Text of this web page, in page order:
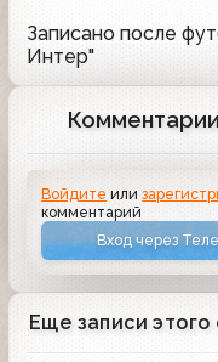
Записано после
Интер"
Комментарии
Войдите или
комментарий
Вход через
Еще записи